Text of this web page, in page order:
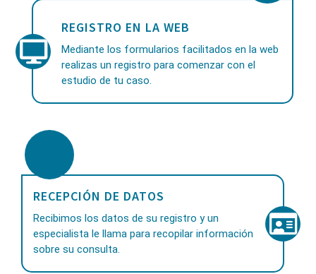
REGISTRO EN LA WEB
Mediante los formularios facilitados en la web
realizas un registro para comenzar con el
estudio de tu caso.
RECEPCIÓN DE DATOS
Recibimos los datos de su registro y un
especialista le llama para recopilar información
sobre su consulta.